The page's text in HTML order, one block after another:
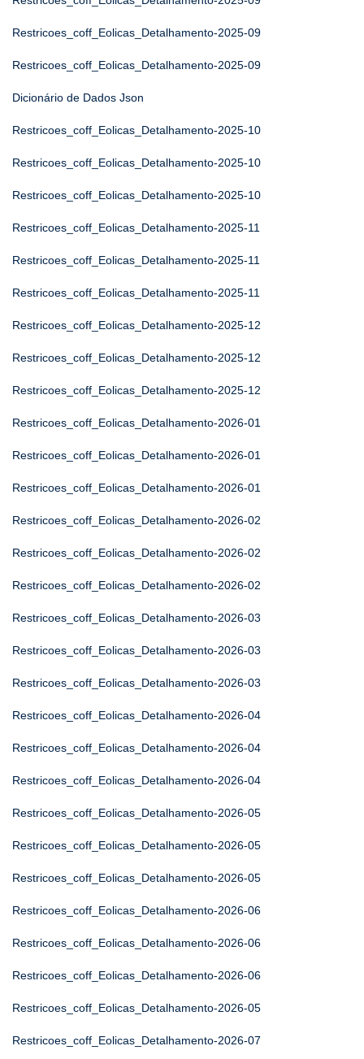
Restricoes_coff_Eolicas_Detalhamento-2025-09
Restricoes_coff_Eolicas_Detalhamento-2025-09
Dicionário de Dados Json
Restricoes_coff_Eolicas_Detalhamento-2025-10
Restricoes_coff_Eolicas_Detalhamento-2025-10
Restricoes_coff_Eolicas_Detalhamento-2025-10
Restricoes_coff_Eolicas_Detalhamento-2025-11
Restricoes_coff_Eolicas_Detalhamento-2025-11
Restricoes_coff_Eolicas_Detalhamento-2025-11
Restricoes_coff_Eolicas_Detalhamento-2025-12
Restricoes_coff_Eolicas_Detalhamento-2025-12
Restricoes_coff_Eolicas_Detalhamento-2025-12
Restricoes_coff_Eolicas_Detalhamento-2026-01
Restricoes_coff_Eolicas_Detalhamento-2026-01
Restricoes_coff_Eolicas_Detalhamento-2026-01
Restricoes_coff_Eolicas_Detalhamento-2026-02
Restricoes_coff_Eolicas_Detalhamento-2026-02
Restricoes_coff_Eolicas_Detalhamento-2026-02
Restricoes_coff_Eolicas_Detalhamento-2026-03
Restricoes_coff_Eolicas_Detalhamento-2026-03
Restricoes_coff_Eolicas_Detalhamento-2026-03
Restricoes_coff_Eolicas_Detalhamento-2026-04
Restricoes_coff_Eolicas_Detalhamento-2026-04
Restricoes_coff_Eolicas_Detalhamento-2026-04
Restricoes_coff_Eolicas_Detalhamento-2026-05
Restricoes_coff_Eolicas_Detalhamento-2026-05
Restricoes_coff_Eolicas_Detalhamento-2026-05
Restricoes_coff_Eolicas_Detalhamento-2026-06
Restricoes_coff_Eolicas_Detalhamento-2026-06
Restricoes_coff_Eolicas_Detalhamento-2026-06
Restricoes_coff_Eolicas_Detalhamento-2026-05
Restricoes_coff_Eolicas_Detalhamento-2026-07